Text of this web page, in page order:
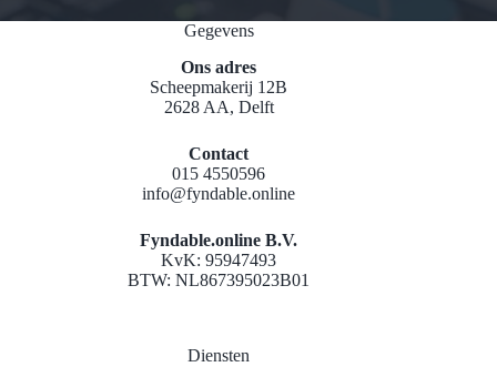
Gegevens
Ons adres
Scheepmakerij 12B
2628 AA, Delft
Contact
015 4550596
info@fyndable.online
Fyndable.online B.V.
KvK: 95947493
BTW: NL867395023B01
Diensten